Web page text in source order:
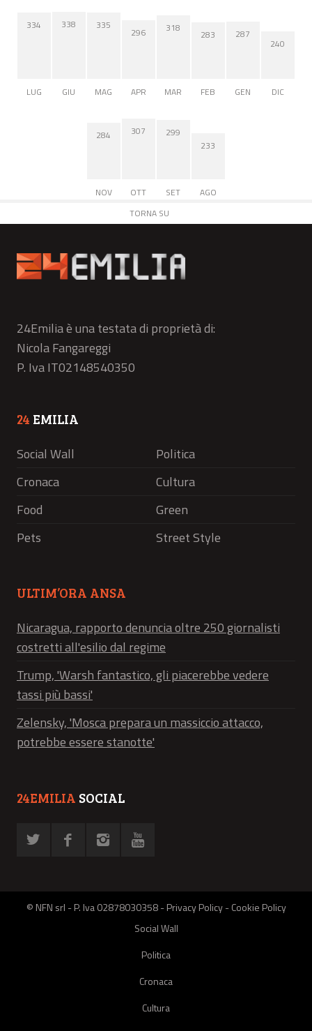
334
LUG
338
GIU
335
MAG
296
APR
318
MAR
283
FEB
287
GEN
240
DIC
284
NOV
307
OTT
299
SET
233
AGO
TORNA SU
24Emilia è una testata di proprietà di:
Nicola Fangareggi
P. Iva IT02148540350
24 EMILIA
Social Wall
Politica
Cronaca
Cultura
Food
Green
Pets
Street Style
ULTIM’ORA ANSA
Nicaragua, rapporto denuncia oltre 250 giornalisti
costretti all'esilio dal regime
Trump, 'Warsh fantastico, gli piacerebbe vedere
tassi più bassi'
Zelensky, 'Mosca prepara un massiccio attacco,
potrebbe essere stanotte'
24EMILIA SOCIAL
© NFN srl - P. Iva 02878030358 -Privacy Policy-Cookie Policy
Social Wall
Politica
Cronaca
Cultura